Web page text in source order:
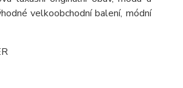
velkoobchodní balení, módní